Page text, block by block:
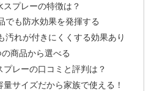
スプレーの特徴は？
でも防水効果を発揮する
汚れが付きにくくする効果あり
商品から選べる
プレーの口コミと評判は？
サイズだから家族で使える！